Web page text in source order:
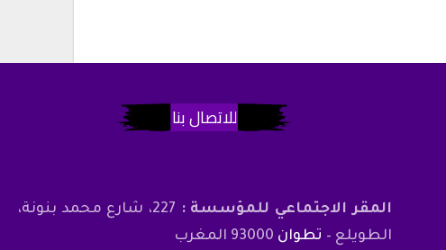
للاتصال بنا
المقر الاجتماعي للمؤسسة :
227، شارع محمد بنونة،
الطويلع – تطوان